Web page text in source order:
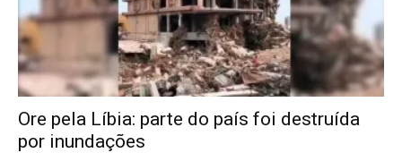
Ore pela Líbia: parte do país foi destruída
por inundações